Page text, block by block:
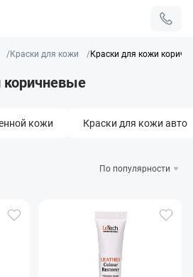
Краски для кожи Краски для кожи
коричневые
кожи Краски для кожи авто